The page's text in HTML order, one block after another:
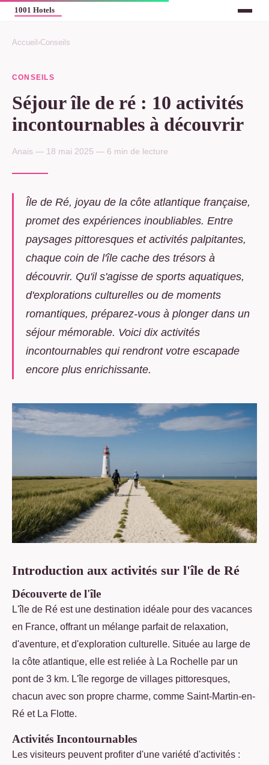
Accueil ›Conseils
CONSEILS
Séjour île de ré : 10 activités
incontournables à découvrir
Anais — 18 mai 2025 — 6 min de lecture
Île de Ré, joyau de la côte atlantique française,
promet des expériences inoubliables. Entre
paysages pittoresques et activités palpitantes,
chaque coin de l'île cache des trésors à
découvrir. Qu'il s'agisse de sports aquatiques,
d'explorations culturelles ou de moments
romantiques, préparez-vous à plonger dans un
séjour mémorable. Voici dix activités
incontournables qui rendront votre escapade
encore plus enrichissante.
Introduction aux activités sur l'île de Ré
Découverte de l'île
L'île de Ré est une destination idéale pour des vacances
en France, offrant un mélange parfait de relaxation,
d'aventure, et d'exploration culturelle. Située au large de
la côte atlantique, elle est reliée à La Rochelle par un
pont de 3 km. L'île regorge de villages pittoresques,
chacun avec son propre charme, comme Saint-Martin-en-
Ré et La Flotte.
Activités Incontournables
Les visiteurs peuvent profiter d'une variété d'activités :